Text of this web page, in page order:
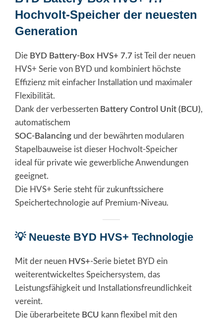
Hochvolt-Speicher der neuesten
Generation
Die BYD Battery-Box HVS+ 7.7 ist Teil der neuen
HVS+ Serie von BYD und kombiniert höchste
Effizienz mit einfacher Installation und maximaler
Flexibilität.
Dank der verbesserten Battery Control Unit (BCU),
automatischem
SOC-Balancing und der bewährten modularen
Stapelbauweise ist dieser Hochvolt-Speicher
ideal für private wie gewerbliche Anwendungen
geeignet.
Die HVS+ Serie steht für zukunftssichere
Speichertechnologie auf Premium-Niveau.
💡 Neueste BYD HVS+ Technologie
Mit der neuen HVS+-Serie bietet BYD ein
weiterentwickeltes Speichersystem, das
Leistungsfähigkeit und Installationsfreundlichkeit
vereint.
Die überarbeitete BCU kann flexibel mit den